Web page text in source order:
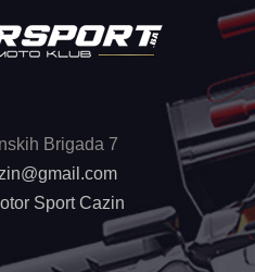
Brigada 7
Sport Cazin